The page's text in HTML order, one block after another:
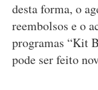
desta forma, o
reembolsos e o
programas “Kit
pode ser feito